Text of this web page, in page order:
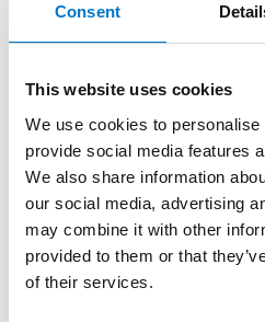
Consent
This website uses cookies
We use cookies to
provide social media features
We also share information
our social media, advertising
may combine it with other
provided to them or that
of their services.
zones piétonnes et les
signalisation temporaire.
Durabilité et
Grâce à sa conception
longévité exceptionnelle
pour vos équipements de
Avantages